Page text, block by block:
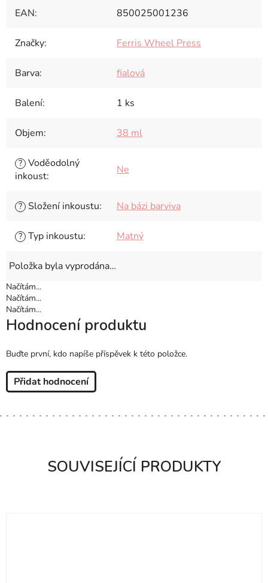
SOUVISEJÍCÍ PRODUKTY
EAN: 850025001236
Značky: Ferris Wheel Press
Barva: fialová
Balení: 1 ks
Objem: 38 ml
? Voděodolný
inkoust: Ne
? Složení inkoustu: Na bázi barviva
? Typ inkoustu: Matný
Položka byla vyprodána…
Načítám...
Načítám...
Načítám...
Hodnocení produktu
Buďte první, kdo napíše příspěvek k této položce.
Přidat hodnocení